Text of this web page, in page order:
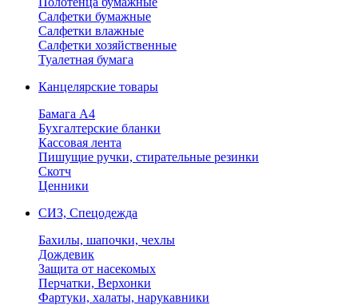
Салфетки бумажные
Салфетки влажные
Салфетки хозяйственные
Туалетная бумага
Канцелярские товары
Бамага А4
Бухгалтерские бланки
Кассовая лента
Пишущие ручки, стирательные резинки
Скотч
Ценники
СИЗ, Спецодежда
Бахилы, шапочки, чехлы
Дождевик
Защита от насекомых
Перчатки, Верхонки
Фартуки, халаты, нарукавники